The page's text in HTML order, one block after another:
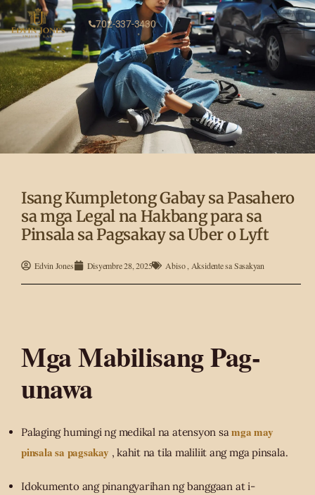
702-337-3430
Isang Kumpletong Gabay sa Pasahero
sa mga Legal na Hakbang para sa
Pinsala sa Pagsakay sa Uber o Lyft
Edvin Jones Disyembre 28, 2025 Abiso, Aksidente sa Sasakyan
Mga Mabilisang Pag-
unawa
Palaging humingi ng medikal na atensyon samga may
pinsala sa pagsakay , kahit na tila maliliit ang mga pinsala.
Idokumento ang pinangyarihan ng banggaan at i-